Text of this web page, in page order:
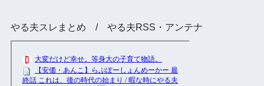
やる夫スレまとめ / やる夫RSS・アンテナ